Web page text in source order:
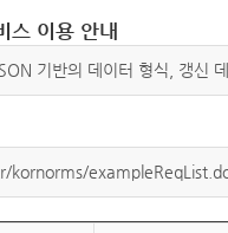
스 이용 안내
기반의 데이터 형식, 갱신
kornorms/